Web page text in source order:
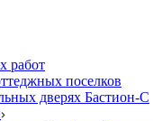
работ
поселков
дверях Бастион-С